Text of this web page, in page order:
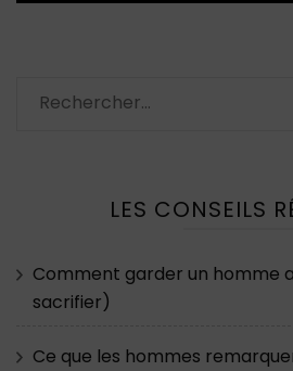
Rechercher :
LES CONSEILS
Comment garder un homme
sacrifier)
Ce que les hommes